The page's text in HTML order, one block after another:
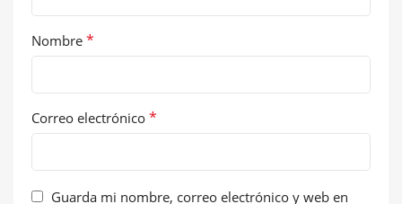
Nombre *
Correo electrónico *
Guarda mi nombre, correo electrónico y web en